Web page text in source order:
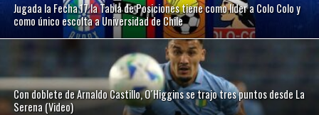
Jugada la Fecha 17 la Tabla de Posiciones tiene como líder a Colo Colo y
como único escolta a Universidad de Chile
Con doblete de Arnaldo Castillo, O´Higgins se trajo tres puntos desde La
Serena (Video)